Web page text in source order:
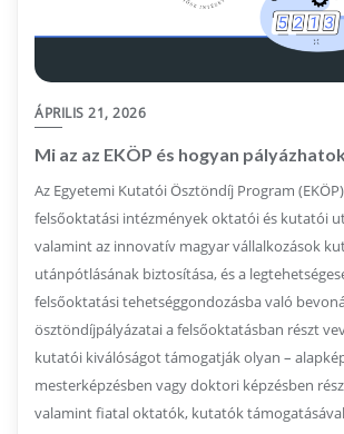
ÁPRILIS 21, 2026
Mi az az EKÖP és hogyan
Az Egyetemi Kutatói Ösztöndíj Program
felsőoktatási intézmények oktatói és kutatói
valamint az innovatív magyar vállalkozások
utánpótlásának biztosítása, és a
felsőoktatási tehetséggondozásba való
ösztöndíjpályázatai a felsőoktatásban részt
kutatói kiválóságot támogatják olyan –
mesterképzésben vagy doktori képzésben
valamint fiatal oktatók, kutatók